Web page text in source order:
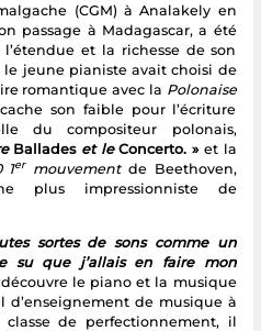
(CGM) à Analakely en
passage à Madagascar, a été
et la richesse de son
le jeune pianiste avait choisi de
romantique avec la Polonaise
son faible pour l’écriture
du compositeur polonais,
Balladeset leConcerto. »et la
1ermouvement de Beethoven,
plus impressionniste de
sortes de sons comme un
su que j’allais en faire mon
découvre le piano et la musique
d’enseignement de musique à
de perfectionnement, il